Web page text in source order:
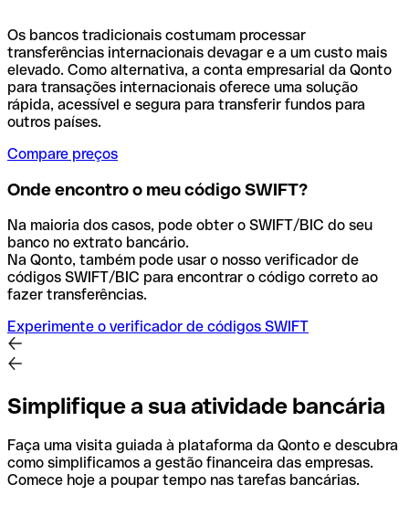
Os bancos tradicionais costumam processar
transferências internacionais devagar e a um custo mais
elevado. Como alternativa, a conta empresarial da Qonto
para transações internacionais oferece uma solução
rápida, acessível e segura para transferir fundos para
outros países.
Compare preços
Onde encontro o meu código SWIFT?
Na maioria dos casos, pode obter o SWIFT/BIC do seu
banco no extrato bancário.
Na Qonto, também pode usar o nosso verificador de
códigos SWIFT/BIC para encontrar o código correto ao
fazer transferências.
Experimente o verificador de códigos SWIFT
Simplifique a sua atividade bancária
Faça uma visita guiada à plataforma da Qonto e descubra
como simplificamos a gestão financeira das empresas.
Comece hoje a poupar tempo nas tarefas bancárias.